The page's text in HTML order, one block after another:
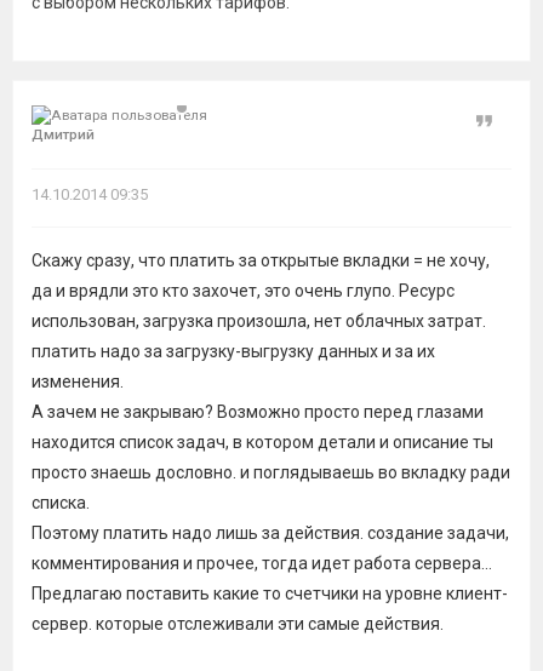
Дмитрий
Цитата
14.10.2014 09:35
Скажу сразу, что платить за открытые вкладки = не хочу,
да и врядли это кто захочет, это очень глупо. Ресурс
использован, загрузка произошла, нет облачных затрат.
платить надо за загрузку-выгрузку данных и за их
изменения.
А зачем не закрываю? Возможно просто перед глазами
находится список задач, в котором детали и описание ты
просто знаешь дословно. и поглядываешь во вкладку ради
списка.
Поэтому платить надо лишь за действия. создание задачи,
комментирования и прочее, тогда идет работа сервера...
Предлагаю поставить какие то счетчики на уровне клиент-
сервер. которые отслеживали эти самые действия.